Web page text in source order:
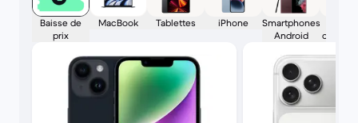
Baisse de
prix
MacBook Tablettes iPhone
Smartphones
Android